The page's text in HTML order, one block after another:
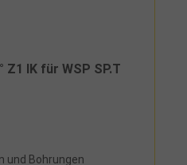
IK für WSP SP.T
und Bohrungen